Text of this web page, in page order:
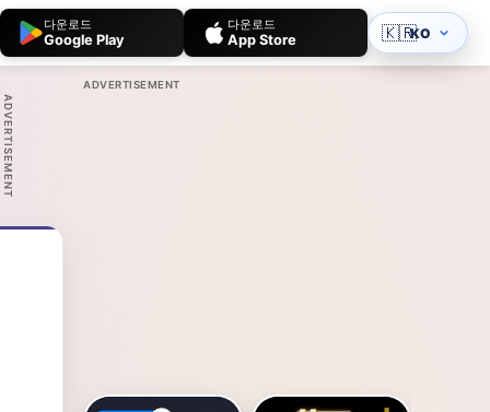
다운로드
Google Play
다운로드
App Store 🇰🇷KO
ADVERTISEMENT
ADVERTISEMENT